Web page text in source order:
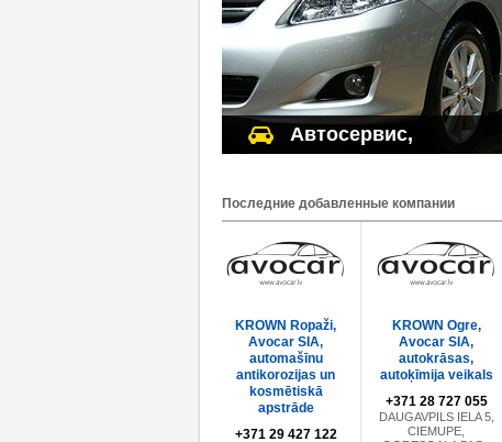
Автосервис,
Последние добавленные компании
KROWN Ropaži,
Avocar SIA,
automašīnu
antikorozijas un
kosmētiskā
apstrāde
+371 29 427 122
KROWN Ogre,
Avocar SIA,
autokrāsas,
autoķīmija veikals
+371 28 727 055
DAUGAVPILS IELA 5,
CIEMUPE,